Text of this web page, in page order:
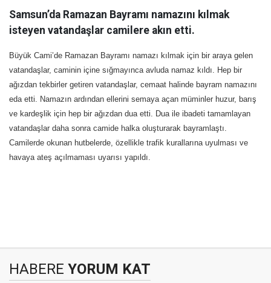
Samsun’da Ramazan Bayramı namazını kılmak
isteyen vatandaşlar camilere akın etti.
Büyük Cami’de Ramazan Bayramı namazı kılmak için bir araya gelen
vatandaşlar, caminin içine sığmayınca avluda namaz kıldı. Hep bir
ağızdan tekbirler getiren vatandaşlar, cemaat halinde bayram namazını
eda etti. Namazın ardından ellerini semaya açan müminler huzur, barış
ve kardeşlik için hep bir ağızdan dua etti. Dua ile ibadeti tamamlayan
vatandaşlar daha sonra camide halka oluşturarak bayramlaştı.
Camilerde okunan hutbelerde, özellikle trafik kurallarına uyulması ve
havaya ateş açılmaması uyarısı yapıldı.
HABERE YORUM KAT